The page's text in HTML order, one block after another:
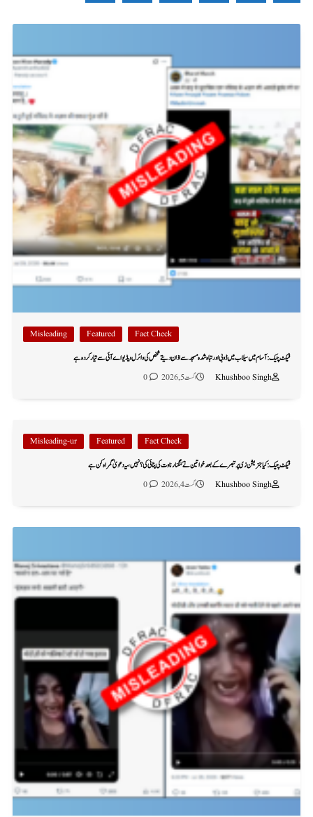
Fact Check
Featured
Misleading
فیکٹ چیک: آسام میں سیلاب میں ڈوبی اور تباہ شدہ مسجد سے اذان دیتے شخص کی وائرل ویڈیو اے آئی سے تیار کردہ ہے
Khushboo Singh
اگست 5, 2026 0
Fact Check
Featured
Misleading-ur
فیکٹ چیک: کیا جنریشن زی پر تبصرے کے بعد خواتین نے کنگنا رناوت کی پٹائی کی؟ نہیں، یہ دعویٰ گمراہ کن ہے
Khushboo Singh
اگست 4, 2026 0